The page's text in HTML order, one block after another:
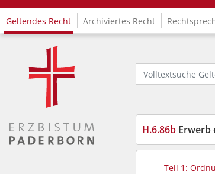
Logo Fachinformationssystem Kirchenrecht
Geltendes Recht Archiviertes Recht
Volltextsuche
H.6.86b Erwerb
Teil 1: